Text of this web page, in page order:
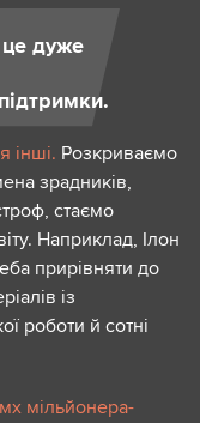
дуже
інші. Розкриваємо
зрадників,
стаємо
Наприклад, Ілон
прирівняти до
із
роботи й сотні
мільйонера-